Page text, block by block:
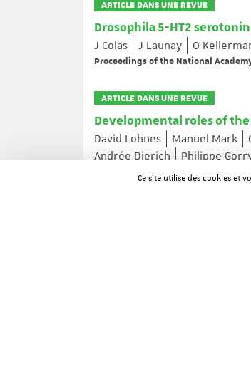
ARTICLE DANS UNE REVUE
Drosophila 5-HT2
J Colas J Launay O
Proceedings of the National
ARTICLE DANS UNE REVUE
Developmental roles of
David Lohnes Manuel Mark
Andrée Dierich
Philippe
Ce site utilise des cookies et